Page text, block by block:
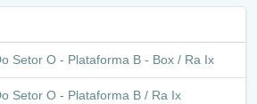
Setor O - Plataforma B - Box / Ra Ix
Setor O - Plataforma B / Ra Ix